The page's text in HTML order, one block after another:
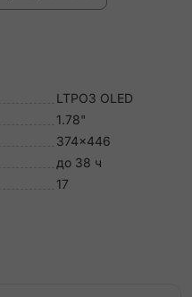
LTPO3 OLED
1.78"
374x446
до 38 ч
17